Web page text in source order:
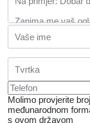
Molimo provjerite
međunarodnom
s ovom državom